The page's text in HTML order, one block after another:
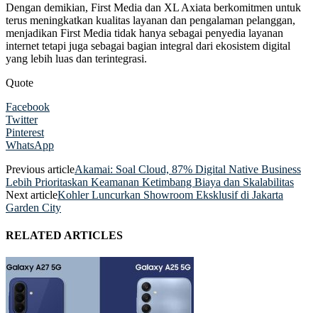
Dengan demikian, First Media dan XL Axiata berkomitmen untuk
terus meningkatkan kualitas layanan dan pengalaman pelanggan,
menjadikan First Media tidak hanya sebagai penyedia layanan
internet tetapi juga sebagai bagian integral dari ekosistem digital
yang lebih luas dan terintegrasi.
Quote
Facebook
Twitter
Pinterest
WhatsApp
Previous articleAkamai: Soal Cloud, 87% Digital Native Business
Lebih Prioritaskan Keamanan Ketimbang Biaya dan Skalabilitas
Next articleKohler Luncurkan Showroom Eksklusif di Jakarta
Garden City
RELATED ARTICLES